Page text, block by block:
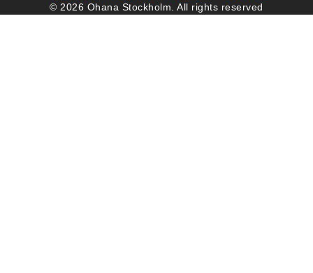
© 2026 Ohana Stockholm. All rights reserved